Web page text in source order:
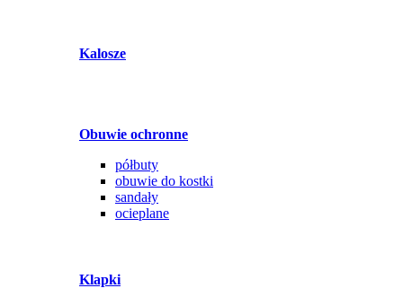
Kalosze
Obuwie ochronne
półbuty
obuwie do kostki
sandały
ocieplane
Klapki